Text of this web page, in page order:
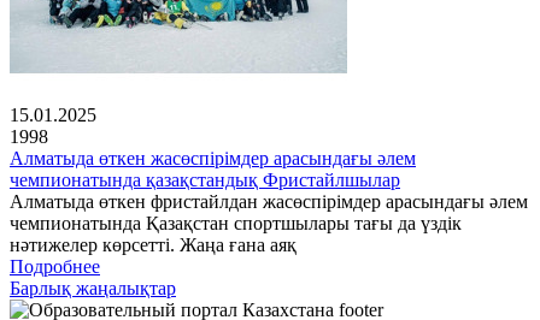
15.01.2025
1998
Алматыда өткен жасөспірімдер арасындағы әлем
чемпионатында қазақстандық Фристайлшылар
Алматыда өткен фристайлдан жасөспірімдер арасындағы әлем
чемпионатында Қазақстан спортшылары тағы да үздік
нәтижелер көрсетті. Жаңа ғана аяқ
Подробнее
Барлық жаңалықтар